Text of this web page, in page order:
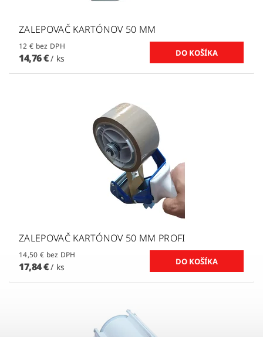
ZALEPOVAČ KARTÓNOV 50 MM
12 € bez DPH
14,76 €/ ks
ZALEPOVAČ KARTÓNOV 50 MM PROFI
14,50 € bez DPH
17,84 €/ ks